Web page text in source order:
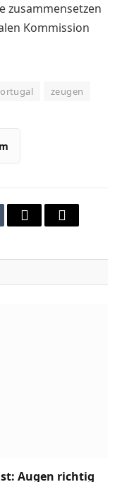
zusammensetzen
Kommission
zeugen
Email
Copy
Augen richtig